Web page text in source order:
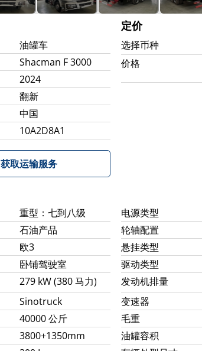
油罐车
Shacman F 3000
2024
翻新
中国
10A2D8A1
定价
选择币种
价格
获取运输服务
重型：七到八级 电源类型
石油产品 轮轴配置
欧3 悬挂类型
卧铺驾驶室 驱动类型
279 kW (380 马力) 发动机排量
Sinotruck 变速器
40000 公斤 毛重
3800+1350mm 油罐容积